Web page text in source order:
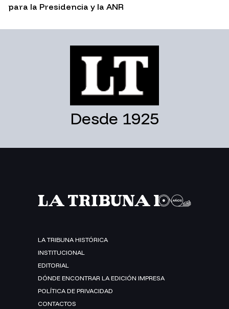
para la Presidencia y la ANR
Desde 1925
LA TRIBUNA HISTÓRICA
INSTITUCIONAL
EDITORIAL
DÓNDE ENCONTRAR LA EDICIÓN IMPRESA
POLÍTICA DE PRIVACIDAD
CONTACTOS